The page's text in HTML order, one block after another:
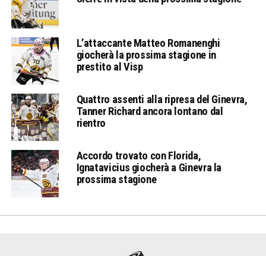
L’attaccante Matteo Romanenghi
giocherà la prossima stagione in
prestito al Visp
Quattro assenti alla ripresa del Ginevra,
Tanner Richard ancora lontano dal
rientro
Accordo trovato con Florida,
Ignatavicius giocherà a Ginevra la
prossima stagione